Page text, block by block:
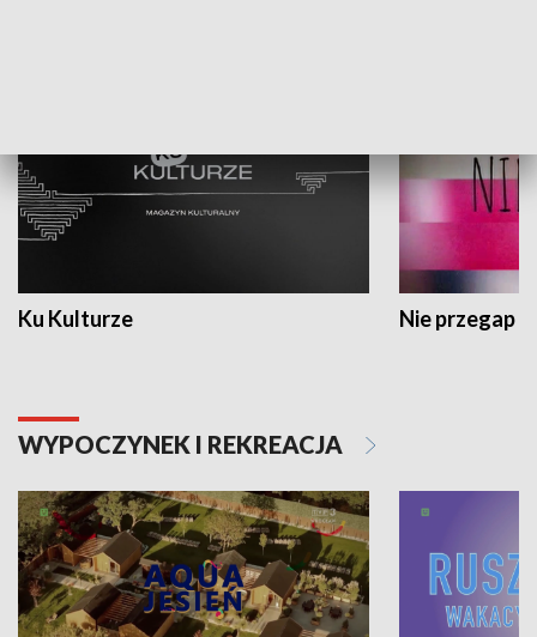
Ku Kulturze Nie przegap
WYPOCZYNEK I REKREACJA